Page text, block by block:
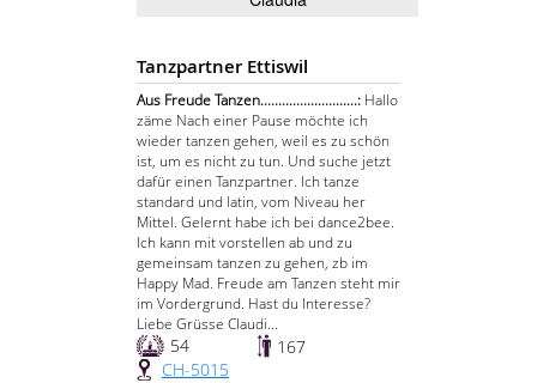
Tanzpartner Ettiswil
Aus Freude Tanzen...........................: Hallo
zäme Nach einer Pause möchte ich
wieder tanzen gehen, weil es zu schön
ist, um es nicht zu tun. Und suche jetzt
dafür einen Tanzpartner. Ich tanze
standard und latin, vom Niveau her
Mittel. Gelernt habe ich bei dance2bee.
Ich kann mit vorstellen ab und zu
gemeinsam tanzen zu gehen, zb im
Happy Mad. Freude am Tanzen steht mir
im Vordergrund. Hast du Interesse?
Liebe Grüsse Claudi...
54
167
CH-5015